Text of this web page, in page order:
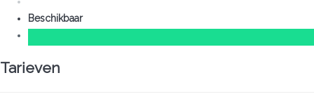
Beschikbaar
Tarieven